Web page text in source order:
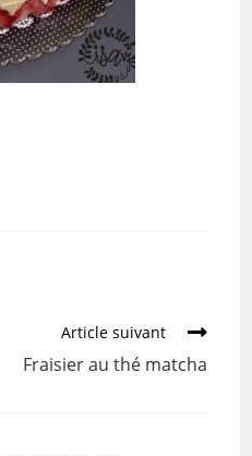
Article suivant
Fraisier au thé matcha